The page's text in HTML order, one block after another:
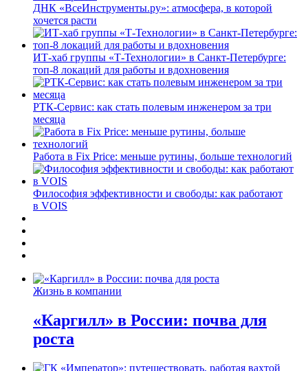
ДНК «ВсеИнструменты.ру»: атмосфера, в которой
хочется расти
ИТ-хаб группы «Т-Технологии» в Санкт-Петербурге:
топ-8 локаций для работы и вдохновения
РТК-Сервис: как стать полевым инженером за три
месяца
Работа в Fix Price: меньше рутины, больше технологий
Философия эффективности и свободы: как работают
в VOIS
Жизнь в компании
«Каргилл» в России: почва для
роста